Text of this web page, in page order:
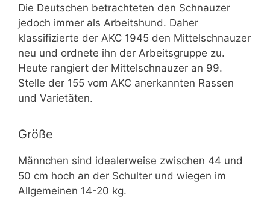
Die Deutschen betrachteten den Schnauzer
jedoch immer als Arbeitshund. Daher
klassifizierte der AKC 1945 den Mittelschnauzer
neu und ordnete ihn der Arbeitsgruppe zu.
Heute rangiert der Mittelschnauzer an 99.
Stelle der 155 vom AKC anerkannten Rassen
und Varietäten.
Größe
Männchen sind idealerweise zwischen 44 und
50 cm hoch an der Schulter und wiegen im
Allgemeinen 14-20 kg.